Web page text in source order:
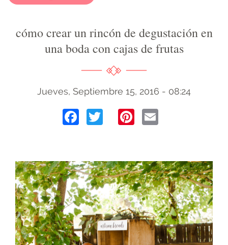
cómo crear un rincón de degustación en
una boda con cajas de frutas
Jueves, Septiembre 15, 2016 - 08:24
Facebook
TwitterPinterest
Email